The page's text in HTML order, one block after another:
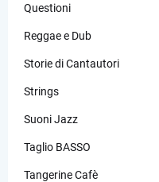
Questioni
Reggae e Dub
Storie di Cantautori
Strings
Suoni Jazz
Taglio BASSO
Tangerine Cafè